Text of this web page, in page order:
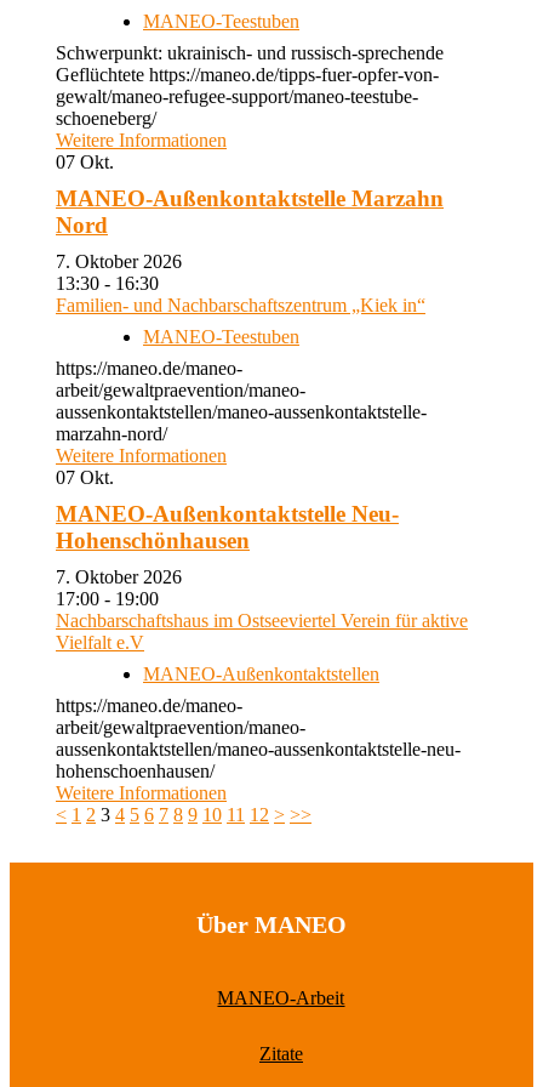
MANEO-Teestuben
Schwerpunkt: ukrainisch- und russisch-sprechende
Geflüchtete https://maneo.de/tipps-fuer-opfer-von-
gewalt/maneo-refugee-support/maneo-teestube-
schoeneberg/
Weitere Informationen
07 Okt.
MANEO-Außenkontaktstelle Marzahn
Nord
7. Oktober 2026
13:30 - 16:30
Familien- und Nachbarschaftszentrum „Kiek in“
MANEO-Teestuben
https://maneo.de/maneo-
arbeit/gewaltpraevention/maneo-
aussenkontaktstellen/maneo-aussenkontaktstelle-
marzahn-nord/
Weitere Informationen
07 Okt.
MANEO-Außenkontaktstelle Neu-
Hohenschönhausen
7. Oktober 2026
17:00 - 19:00
Nachbarschaftshaus im Ostseeviertel Verein für aktive
Vielfalt e.V
MANEO-Außenkontaktstellen
https://maneo.de/maneo-
arbeit/gewaltpraevention/maneo-
aussenkontaktstellen/maneo-aussenkontaktstelle-neu-
hohenschoenhausen/
Weitere Informationen
< 1 2 3 4 5 6 7 8 9 10 11 12 > >>
Über MANEO
MANEO-Arbeit
Zitate